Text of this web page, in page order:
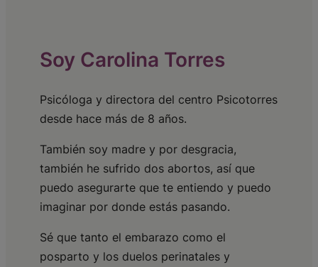
Soy Carolina Torres
Psicóloga y directora del centro Psicotorres
desde hace más de 8 años.
También soy madre y por desgracia,
también he sufrido dos abortos, así que
puedo asegurarte que te entiendo y puedo
imaginar por donde estás pasando.
Sé que tanto el embarazo como el
posparto y los duelos perinatales y